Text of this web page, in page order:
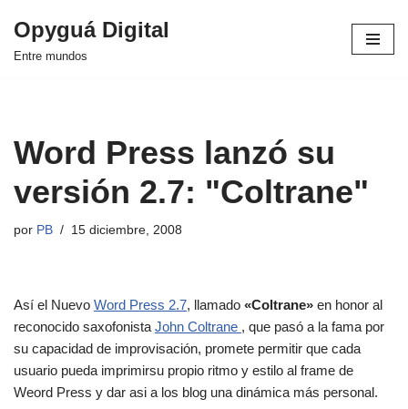
Saltar
Opyguá Digital
Entre mundos
Word Press lanzó su
versión 2.7: "Coltrane"
por PB 15 diciembre, 2008
Así el Nuevo Word Press 2.7, llamado «Coltrane» en honor al
reconocido saxofonista John Coltrane , que pasó a la fama por
su capacidad de improvisación, promete permitir que cada
usuario pueda imprimirsu propio ritmo y estilo al frame de
Weord Press y dar asi a los blog una dinámica más personal.